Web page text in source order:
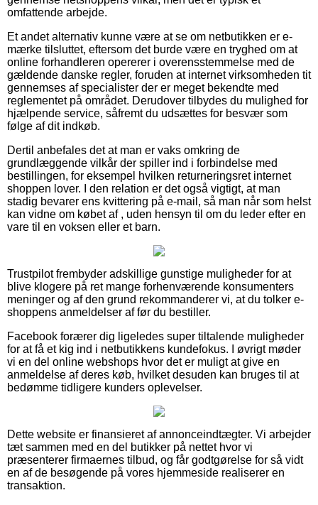
omfattende arbejde.
Et andet alternativ kunne være at se om netbutikken er e-
mærke tilsluttet, eftersom det burde være en tryghed om at
online forhandleren opererer i overensstemmelse med de
gældende danske regler, foruden at internet virksomheden tit
gennemses af specialister der er meget bekendte med
reglementet på området. Derudover tilbydes du mulighed for
hjælpende service, såfremt du udsættes for besvær som
følge af dit indkøb.
Dertil anbefales det at man er vaks omkring de
grundlæggende vilkår der spiller ind i forbindelse med
bestillingen, for eksempel hvilken returneringsret internet
shoppen lover. I den relation er det også vigtigt, at man
stadig bevarer ens kvittering på e-mail, så man når som helst
kan vidne om købet af , uden hensyn til om du leder efter en
vare til en voksen eller et barn.
Trustpilot frembyder adskillige gunstige muligheder for at
blive klogere på ret mange forhenværende konsumenters
meninger og af den grund rekommanderer vi, at du tolker e-
shoppens anmeldelser af før du bestiller.
Facebook forærer dig ligeledes super tiltalende muligheder
for at få et kig ind i netbutikkens kundefokus. I øvrigt møder
vi en del online webshops hvor det er muligt at give en
anmeldelse af deres køb, hvilket desuden kan bruges til at
bedømme tidligere kunders oplevelser.
Dette website er finansieret af annonceindtægter. Vi arbejder
tæt sammen med en del butikker på nettet hvor vi
præsenterer firmaernes tilbud, og får godtgørelse for så vidt
en af de besøgende på vores hjemmeside realiserer en
transaktion.